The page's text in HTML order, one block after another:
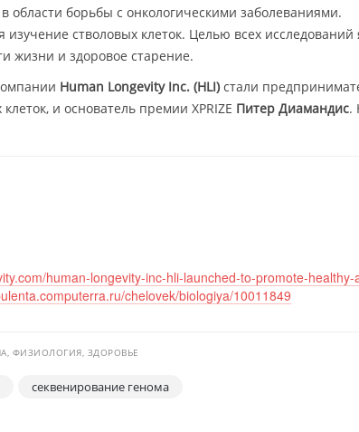
области борьбы с онкологическими заболеваниями.
изучение стволовых клеток. Целью всех исследований
жизни и здоровое старение.
Human Longevity Inc. (HLI) стали
и основатель премии XPRIZE Питер Диамандис.
human-longevity-inc-hli-launched-to-promote-
chelovek/biologiya/10011849
ФИЗИОЛОГИЯ, ЗДОРОВЬЕ
секвенирование генома